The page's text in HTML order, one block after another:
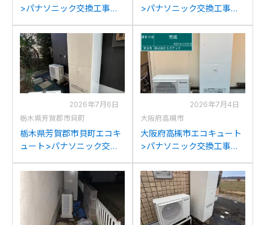
>パナソニック交換工事施
K46AQからパナソニック
HE-S46LQSへの交換
>パナソニック交換工事施
K37BQからパナソニック
HE-S46LQSへの交換
2026年7月6日
栃木県芳賀郡市貝町
栃木県芳賀郡市貝町エコキ
ュート>パナソニック交換
TU46KFVからパナソニッ
クHE-S46LQSへの交換
2026年7月4日
大阪府高槻市
大阪府高槻市エコキュート
>パナソニック交換工事施
EQN46LFVからパナソニッ
クHE-S46LQSへの交換